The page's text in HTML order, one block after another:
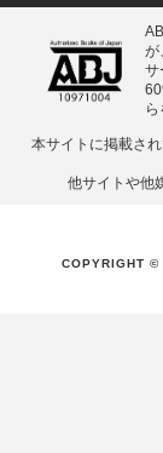
が
サ
本サイトに掲載さ
他サイトや他
COPYRIGHT